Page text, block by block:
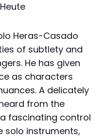
Heras-Casado
of subtlety and
He has given
as characters
A delicately
from the
fascinating control
solo instruments,